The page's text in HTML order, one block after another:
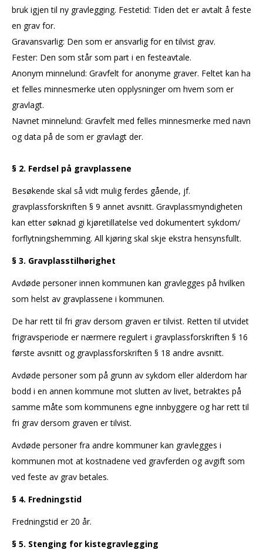
bruk igjen til ny gravlegging. Festetid: Tiden det er avtalt å feste
en grav for.
Gravansvarlig: Den som er ansvarlig for en tilvist grav.
Fester: Den som står som part i en festeavtale.
Anonym minnelund: Gravfelt for anonyme graver. Feltet kan ha
et felles minnesmerke uten opplysninger om hvem som er
gravlagt.
Navnet minnelund: Gravfelt med felles minnesmerke med navn
og data på de som er gravlagt der.
§ 2. Ferdsel på gravplassene
Besøkende skal så vidt mulig ferdes gående, jf.
gravplassforskriften § 9 annet avsnitt. Gravplassmyndigheten
kan etter søknad gi kjøretillatelse ved dokumentert sykdom/
forflytningshemming. All kjøring skal skje ekstra hensynsfullt.
§ 3. Gravplasstilhørighet
Avdøde personer innen kommunen kan gravlegges på hvilken
som helst av gravplassene i kommunen.
De har rett til fri grav dersom graven er tilvist. Retten til utvidet
frigravsperiode er nærmere regulert i gravplassforskriften § 16
første avsnitt og gravplassforskriften § 18 andre avsnitt.
Avdøde personer som på grunn av sykdom eller alderdom har
bodd i en annen kommune mot slutten av livet, betraktes på
samme måte som kommunens egne innbyggere og har rett til
fri grav dersom graven er tilvist.
Avdøde personer fra andre kommuner kan gravlegges i
kommunen mot at kostnadene ved gravferden og avgift som
ved feste av grav betales.
§ 4. Fredningstid
Fredningstid er 20 år.
§ 5. Stenging for kistegravlegging